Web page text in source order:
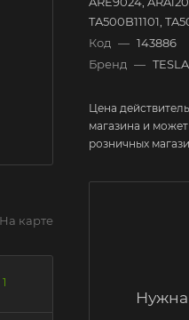
На карте
TA500B11101,
Код — 143886
Бренд —
Цена
магазина и
розничных
Нужна